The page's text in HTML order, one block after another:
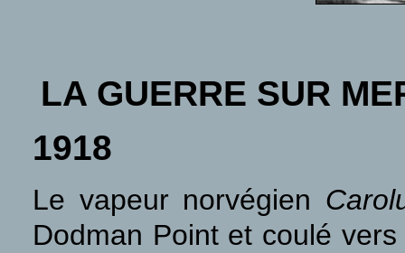
LA GUERRE SUR
1918
Le vapeur norvégien
Dodman Point et coulé